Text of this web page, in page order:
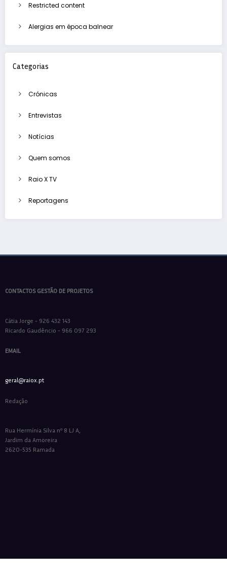
Restricted content
Alergias em época balnear
Categorias
Crónicas
Entrevistas
Notícias
Quem somos
Raio X TV
Reportagens
CONTACTOS GESTÃO DE PROJETOS
Cátia Jorge - 926 432 143
Ricardo Gaudêncio - 966 097 293
EMAIL
geral@raiox.pt
Redação
Rua Hermínia Silva nº 8 LJ A,
Jardim da Amoreira
2620-535 Ramada